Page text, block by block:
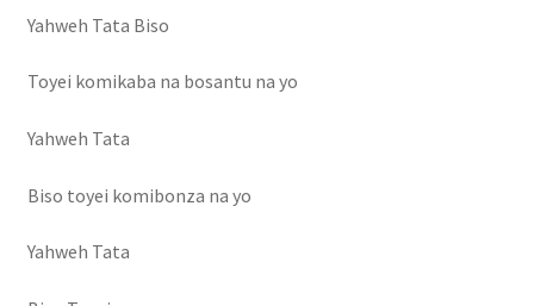
Yahweh Tata Biso
Toyei komikaba na bosantu na yo
Yahweh Tata
Biso toyei komibonza na yo
Yahweh Tata